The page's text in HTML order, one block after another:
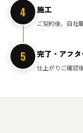
4 施工
ご契約後、自社
5 完了・アフ
仕上がりご確認